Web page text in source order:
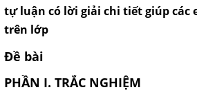
tự luận có lời giải chi tiết giúp các
trên lớp
Đề bài
PHẦN I. TRẮC NGHIỆM